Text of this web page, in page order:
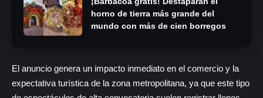
horno de tierra más grande del
mundo con más de cien borregos
El anuncio genera un impacto inmediato en el comercio y la
expectativa turística de la zona metropolitana, ya que este tipo